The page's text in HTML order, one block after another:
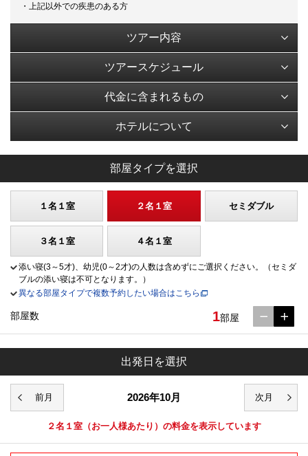
・上記以外での疾患のある方
ツアー内容
ツアースケジュール
代金に含まれるもの
ホテルについて
部屋タイプを選択
１名１室 ２名１室 セミダブル
３名１室 ４名１室
添い寝(3～5才)、幼児(0～2才)の人数は含めずにご選択ください。（セミダ
ブルの添い寝は不可となります。）
異なる部屋タイプで複数予約したい場合はこちら
部屋数 1部屋
出発日を選択
2026年10月
２名１室 （お一人様あたり）の料金を表示しています